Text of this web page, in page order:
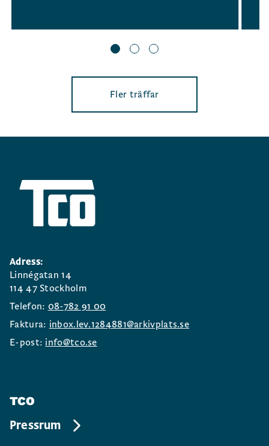
Fler träffar
Adress:
Linnégatan 14
114 47 Stockholm
Telefon: 08-782 91 00
Faktura: inbox.lev.1284881@arkivplats.se
E-post: info@tco.se
TCO
Pressrum